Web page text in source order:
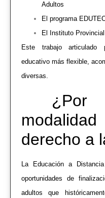
Adultos
El programa
El Instituto
Este trabajo articulado
educativo más flexible,
diversas.
¿Por
derecho a
La Educación a
oportunidades de
adultos que